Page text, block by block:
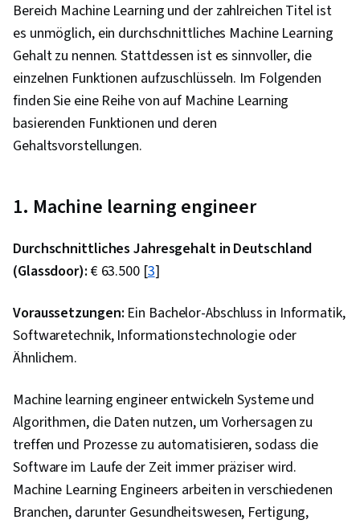
Bereich Machine Learning und der zahlreichen Titel ist
es unmöglich, ein durchschnittliches Machine Learning
Gehalt zu nennen. Stattdessen ist es sinnvoller, die
einzelnen Funktionen aufzuschlüsseln. Im Folgenden
finden Sie eine Reihe von auf Machine Learning
basierenden Funktionen und deren
Gehaltsvorstellungen.
1. Machine learning engineer
Durchschnittliches Jahresgehalt in Deutschland
(Glassdoor): € 63.500 [3]
Voraussetzungen: Ein Bachelor-Abschluss in Informatik,
Softwaretechnik, Informationstechnologie oder
Ähnlichem.
Machine learning engineer entwickeln Systeme und
Algorithmen, die Daten nutzen, um Vorhersagen zu
treffen und Prozesse zu automatisieren, sodass die
Software im Laufe der Zeit immer präziser wird.
Machine Learning Engineers arbeiten in verschiedenen
Branchen, darunter Gesundheitswesen, Fertigung,